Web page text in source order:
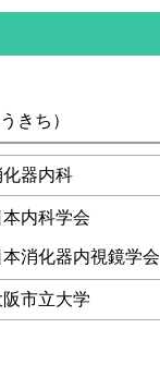
きち）
化器内科
本内科学会
本消化器内視鏡学会
阪市立大学